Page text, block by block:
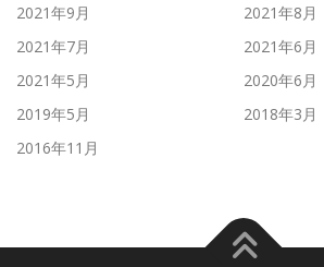
2021年9月
2021年8月
2021年7月
2021年6月
2021年5月
2020年6月
2019年5月
2018年3月
2016年11月